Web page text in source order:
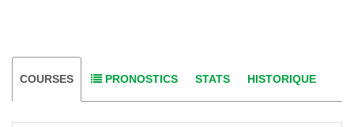
COURSES PRONOSTICS STATS HISTORIQUE